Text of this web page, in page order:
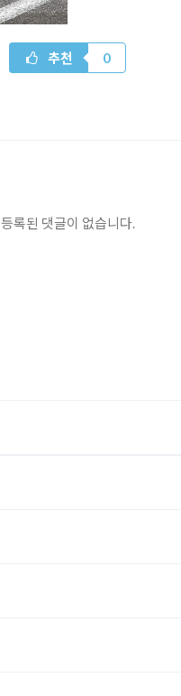
추천 0
등록된 댓글이 없습니다.